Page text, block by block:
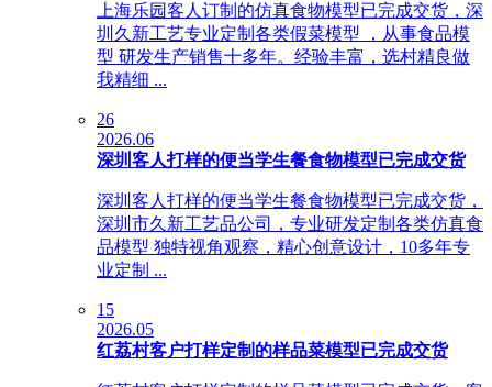
上海乐园客人订制的仿真食物模型已完成交货，深
圳久新工艺专业定制各类假菜模型 ，从事食品模
型 研发生产销售十多年。经验丰富，选村精良做
我精细 ...
26
2026.06
深圳客人打样的便当学生餐食物模型已完成交货
深圳客人打样的便当学生餐食物模型已完成交货，
深圳市久新工艺品公司，专业研发定制各类仿真食
品模型 独特视角观察，精心创意设计，10多年专
业定制 ...
15
2026.05
红荔村客户打样定制的样品菜模型已完成交货